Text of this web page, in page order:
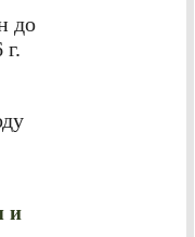
до
г.
и